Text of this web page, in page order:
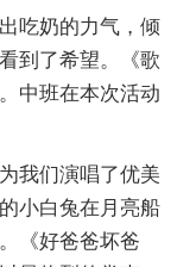
吃奶的力气，倾
到了希望。《歌
中班在本次活动
我们演唱了优美
小白兔在月亮船
《好爸爸坏爸